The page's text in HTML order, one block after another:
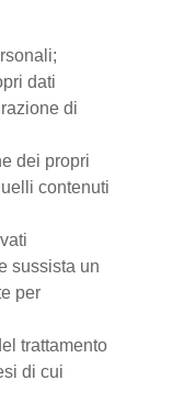
dati
di
dei propri
contenuti
sussista un
per
trattamento
di cui